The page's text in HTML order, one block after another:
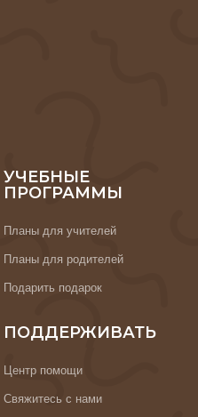
УЧЕБНЫЕ
ПРОГРАММЫ
Планы для учителей
Планы для родителей
Подарить подарок
ПОДДЕРЖИВАТЬ
Центр помощи
Свяжитесь с нами